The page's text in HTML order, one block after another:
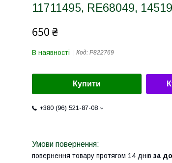
11711495, RE68049,
650 ₴
В наявності Код: P822769
Купити
+380 (96) 521-87-08
повернення товару протягом 14 днів за